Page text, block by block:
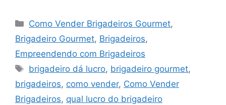
Categorias
Como Vender Brigadeiros Gourmet,
Brigadeiro Gourmet, Brigadeiros,
Empreendendo com Brigadeiros
Tags
brigadeiro dá lucro, brigadeiro gourmet,
brigadeiros, como vender, Como Vender
Brigadeiros, qual lucro do brigadeiro